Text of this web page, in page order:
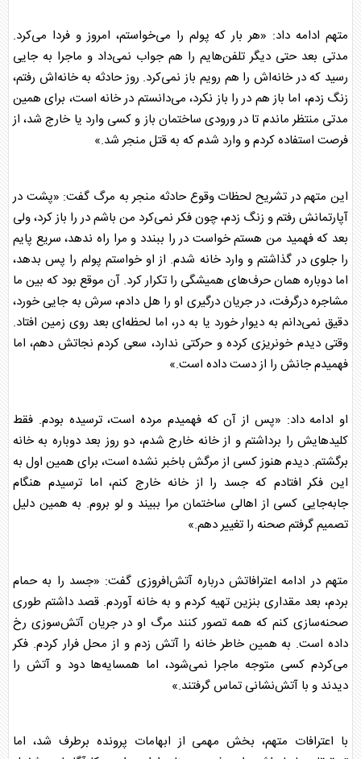
متهم ادامه داد: «هر بار که پولم را می‌خواستم، امروز و فردا می‌کرد.
مدتی بعد حتی دیگر تلفن‌هایم را هم جواب نمی‌داد و ماجرا به جایی
رسید که در خانه‌اش را هم رویم باز نمی‌کرد. روز حادثه به خانه‌اش رفتم،
زنگ زدم، اما باز هم در را باز نکرد، می‌دانستم در خانه است، برای همین
مدتی منتظر ماندم تا در ورودی ساختمان باز و کسی وارد یا خارج شد، از
فرصت استفاده کردم و وارد شدم که بهقتل منجر شد.»
این متهم در تشریح لحظات وقوع حادثه منجر به مرگ گفت: «پشت در
آپارتمانش رفتم و زنگ زدم، چون فکر نمی‌کرد من باشم در را باز کرد، ولی
بعد که فهمید من هستم خواست در را ببندد و مرا راه ندهد، سریع پایم
را جلوی در گذاشتم و وارد خانه شدم. از او خواستم پولم را پس بدهد،
اما دوباره همان حرف‌های همیشگی را تکرار کرد. آن موقع بود که بین ما
مشاجره درگرفت، در جریان درگیری او را هل دادم، سرش به جایی خورد،
دقیق نمی‌دانم به دیوار خورد یا به در، اما لحظه‌ای بعد روی زمین افتاد.
وقتی دیدم خونریزی کرده و حرکتی ندارد، سعی کردم نجاتش دهم، اما
فهمیدم جانش را از دست داده است.»
او ادامه داد: «پس از آن که فهمیدم مرده است، ترسیده بودم. فقط
کلیدهایش را برداشتم و از خانه خارج شدم، دو روز بعد دوباره به خانه
برگشتم. دیدم هنوز کسی از مرگش باخبر نشده است، برای همین اول به
این فکر افتادم که جسد را از خانه خارج کنم، اما ترسیدم هنگام
جابه‌جایی کسی از اهالی ساختمان مرا ببیند و لو بروم. به همین دلیل
تصمیم گرفتم صحنه را تغییر دهم.»
متهم در ادامه اعترافاتش درباره آتش‌افروزی گفت: «جسد را به حمام
بردم، بعد مقداری بنزین تهیه کردم و به خانه آوردم. قصد داشتم طوری
صحنه‌سازی کنم که همه تصور کنند مرگ او در جریان آتش‌سوزی رخ
داده است. به همین خاطر خانه را آتش زدم و از محل فرار کردم. فکر
می‌کردم کسی متوجه ماجرا نمی‌شود، اما همسایه‌ها دود و آتش را
دیدند و با آتش‌نشانی تماس گرفتند.»
با اعترافات متهم، بخش مهمی از ابهامات پرونده برطرف شد، اما